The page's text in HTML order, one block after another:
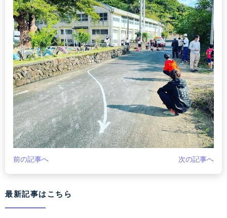
前の記事へ 次の記事へ
最新記事はこちら